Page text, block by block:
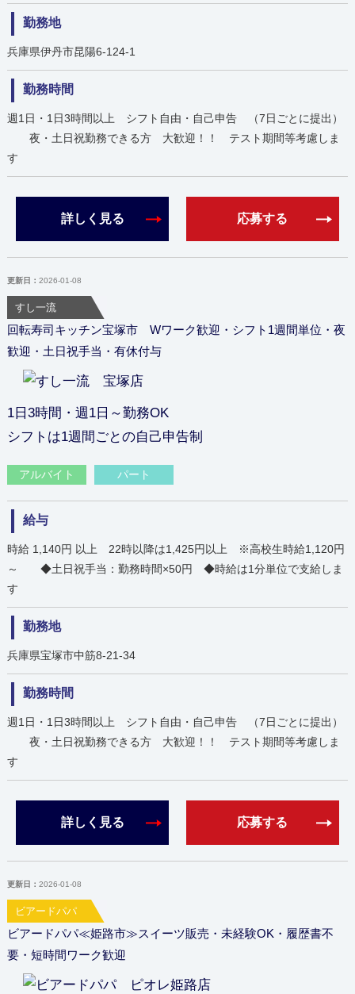
勤務地
兵庫県伊丹市昆陽6-124-1
勤務時間
週1日・1日3時間以上 シフト自由・自己申告 （7日ごとに提出）
夜・土日祝勤務できる方 大歓迎！！ テスト期間等考慮しま
す
詳しく見る 応募する
更新日： 2026-01-08
すし一流
回転寿司キッチン宝塚市 Wワーク歓迎・シフト1週間単位・夜
歓迎・土日祝手当・有休付与
1日3時間・週1日～勤務OK
シフトは1週間ごとの自己申告制
アルバイト パート
給与
時給 1,140円 以上 22時以降は1,425円以上 ※高校生時給1,120円
～ ◆土日祝手当：勤務時間×50円 ◆時給は1分単位で支給しま
す
勤務地
兵庫県宝塚市中筋8-21-34
勤務時間
週1日・1日3時間以上 シフト自由・自己申告 （7日ごとに提出）
夜・土日祝勤務できる方 大歓迎！！ テスト期間等考慮しま
す
詳しく見る 応募する
更新日： 2026-01-08
ビアードパパ
ビアードパパ≪姫路市≫スイーツ販売・未経験OK・履歴書不
要・短時間ワーク歓迎